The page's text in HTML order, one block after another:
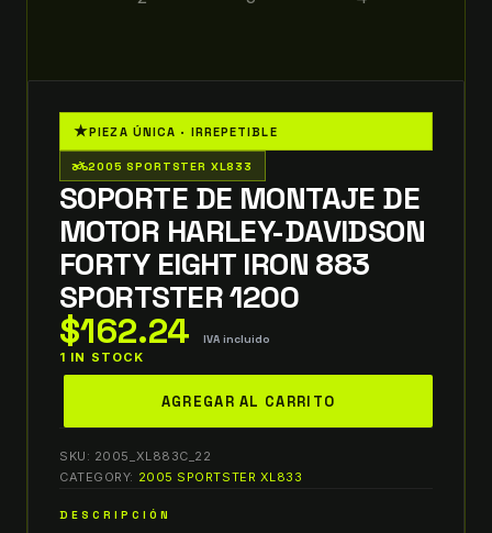
★PIEZA ÚNICA · IRREPETIBLE
two_wheeler2005 SPORTSTER XL833
SOPORTE DE MONTAJE DE
MOTOR HARLEY-DAVIDSON
FORTY EIGHT IRON 883
SPORTSTER 1200
$162.24 IVA incluido
1 IN STOCK
de
harley-
AGREGAR AL CARRITO
SKU: 2005_XL883C_22
CATEGORY: 2005 SPORTSTER XL833
DESCRIPCIÓN